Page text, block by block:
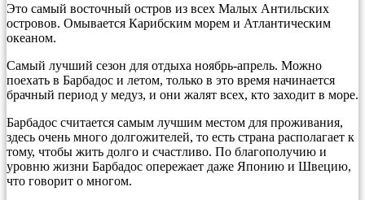
Это самый восточный остров из всех Малых Антильских
островов. Омывается Карибским морем и Атлантическим
океаном.
Самый лучший сезон для отдыха ноябрь-апрель. Можно
поехать в Барбадос и летом, только в это время начинается
брачный период у медуз, и они жалят всех, кто заходит в море.
Барбадос считается самым лучшим местом для проживания,
здесь очень много долгожителей, то есть страна располагает к
тому, чтобы жить долго и счастливо. По благополучию и
уровню жизни Барбадос опережает даже Японию и Швецию,
что говорит о многом.